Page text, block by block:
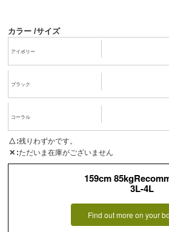
カラー サイズ
アイボリー
ブラック
コーラル
△ 残りわずかです。
✕ ただいま在庫がございません
159cm
3L-4L
Find out more on your